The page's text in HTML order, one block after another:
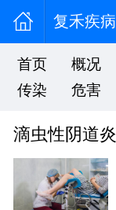
复禾疾病
首页 概况
传染
危害
滴虫性阴道炎